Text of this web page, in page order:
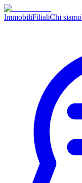
ImmobiliFilialiChi siamo